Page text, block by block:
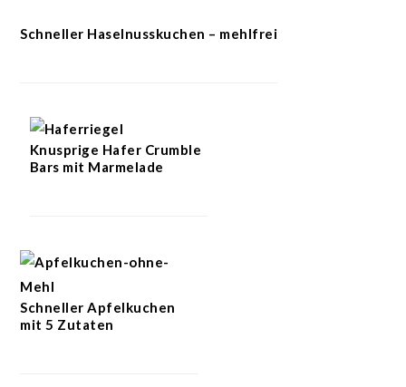
Schneller Haselnusskuchen – mehlfrei
Knusprige Hafer Crumble
Bars mit Marmelade
Schneller Apfelkuchen
mit 5 Zutaten